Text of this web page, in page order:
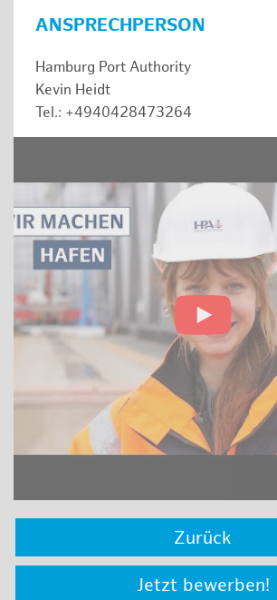
ANSPRECHPERSON
Hamburg Port Authority
Kevin Heidt
Tel.: +4940428473264
Zurück
Jetzt bewerben!